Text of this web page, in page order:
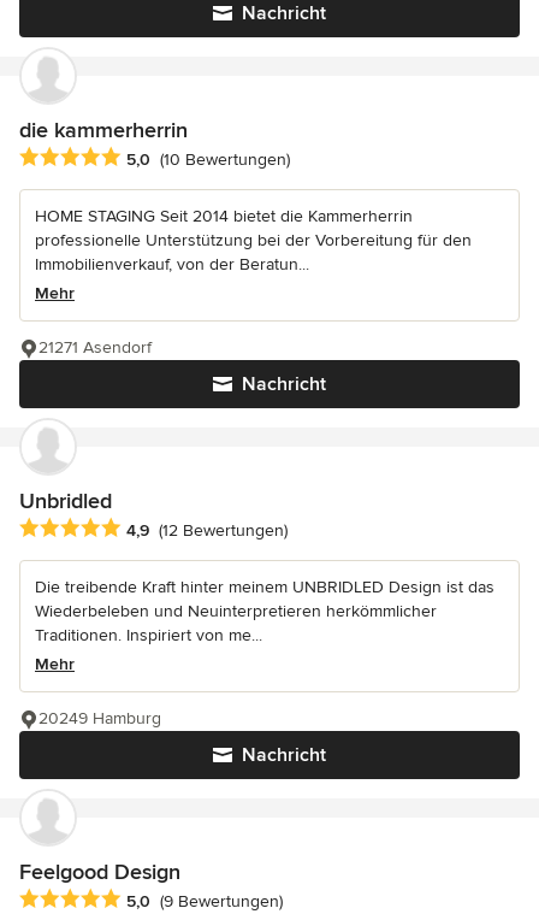
Nachricht
die kammerherrin
Durchschnittliche Bewertung: 5 von 5 Sternen
5,0 (10 Bewertungen)
HOME STAGING Seit 2014 bietet die Kammerherrin
professionelle Unterstützung bei der Vorbereitung für den
Immobilienverkauf, von der Beratun...
Mehr
Nachricht
21271 Asendorf
Unbridled
Durchschnittliche Bewertung: 4.9 von 5 Sternen
4,9 (12 Bewertungen)
Die treibende Kraft hinter meinem UNBRIDLED Design ist das
Wiederbeleben und Neuinterpretieren herkömmlicher
Traditionen. Inspiriert von me...
Mehr
Nachricht
20249 Hamburg
Feelgood Design
Durchschnittliche Bewertung: 5 von 5 Sternen
5,0 (9 Bewertungen)